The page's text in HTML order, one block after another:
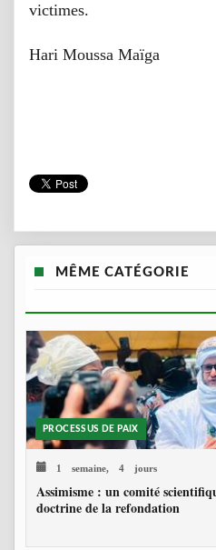
victimes.
Hari Moussa Maïga
MÊME CATÉGORIE
PROCESSUS DE PAIX
1 semaine, 4 jours
Assimisme : un comité
doctrine de la refondation